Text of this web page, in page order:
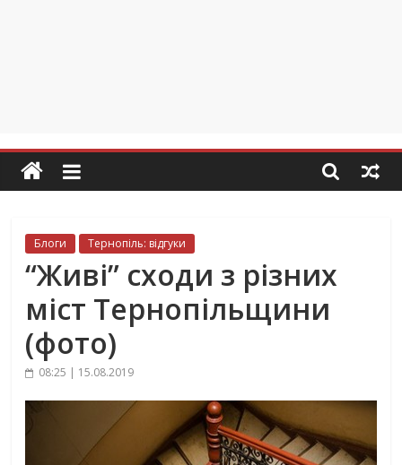
Блоги Тернопіль: відгуки
“Живі” сходи з різних
міст Тернопільщини
(фото)
08:25 | 15.08.2019